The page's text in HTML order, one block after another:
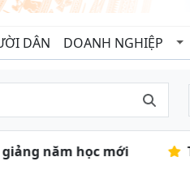
DÂN DOANH NGHIỆP
năm học mới